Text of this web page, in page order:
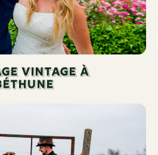
vintage à